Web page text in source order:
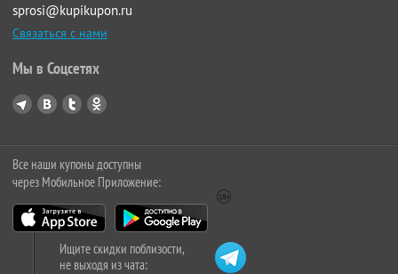
sprosi@kupikupon.ru
Связаться с нами
Мы в Соцсетях
Все наши купоны доступны
через Мобильное Приложение:
Ищите скидки поблизости,
не выходя из чата: